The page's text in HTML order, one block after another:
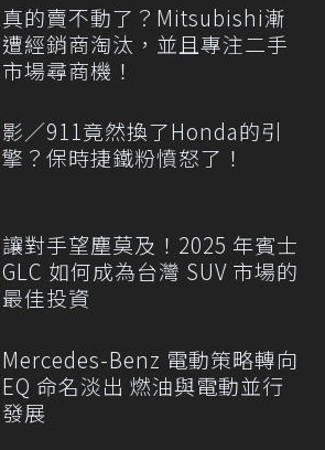
真的賣不動了？Mitsubishi漸
遭經銷商淘汰，並且專注二手
市場尋商機！
影／911竟然換了Honda的引
擎？保時捷鐵粉憤怒了！
讓對手望塵莫及！2025 年賓士
GLC 如何成為台灣 SUV 市場的
最佳投資
Mercedes-Benz 電動策略轉向
EQ 命名淡出 燃油與電動並行
發展